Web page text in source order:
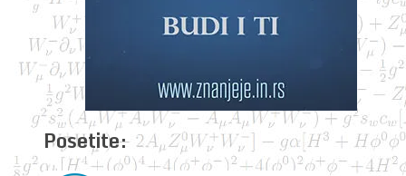
Posetite: